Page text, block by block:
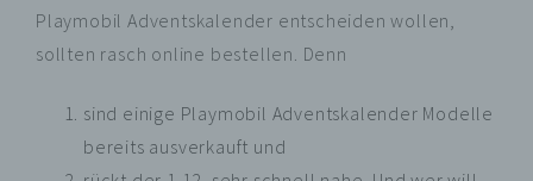
Playmobil Adventskalender entscheiden wollen,
sollten rasch online bestellen. Denn
sind einige Playmobil Adventskalender Modelle
bereits ausverkauft und